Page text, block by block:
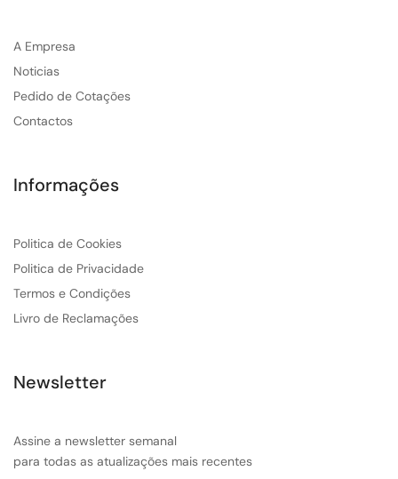
A Empresa
Noticias
Pedido de Cotações
Contactos
Informações
Politica de Cookies
Politica de Privacidade
Termos e Condições
Livro de Reclamações
Newsletter
Assine a newsletter semanal
para todas as atualizações mais recentes